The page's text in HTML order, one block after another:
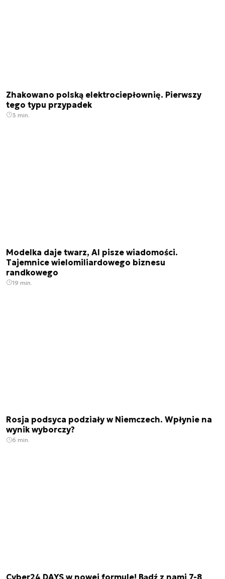
Zhakowano polską elektrociepłownię. Pierwszy
tego typu przypadek
3 min.
Modelka daje twarz, AI pisze wiadomości.
Tajemnice wielomiliardowego biznesu
randkowego
19 min.
Rosja podsyca podziały w Niemczech. Wpłynie na
wynik wyborczy?
6 min.
Cyber24 DAYS w nowej formule! Bądź z nami 7-8